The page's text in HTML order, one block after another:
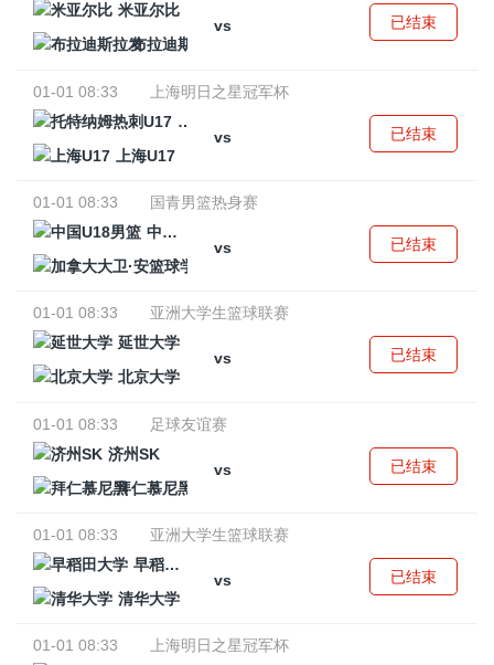
米亚尔比
vs
布拉迪斯拉发
已结束
01-01 08:33
上海明日之星冠军杯
托特纳姆热刺U17
vs
上海U17
已结束
01-01 08:33
国青男篮热身赛
中国U18男篮
vs
已结束
01-01 08:33
亚洲大学生篮球联赛
延世大学
vs
北京大学
已结束
01-01 08:33
足球友谊赛
济州SK
vs
拜仁慕尼黑
已结束
01-01 08:33
亚洲大学生篮球联赛
早稻田大学
vs
清华大学
已结束
01-01 08:33
上海明日之星冠军杯